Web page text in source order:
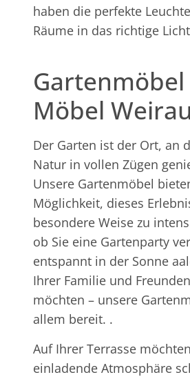
haben die perfekte
Räume in das richtige
Gartenmöbel
Möbel
Der Garten ist der Ort, an
Natur in vollen Zügen
Unsere Gartenmöbel
Möglichkeit, dieses
besondere Weise zu
ob Sie eine Gartenparty
entspannt in der Sonne
Ihrer Familie und
möchten – unsere
allem bereit. .
Auf Ihrer Terrasse
einladende Atmosphäre